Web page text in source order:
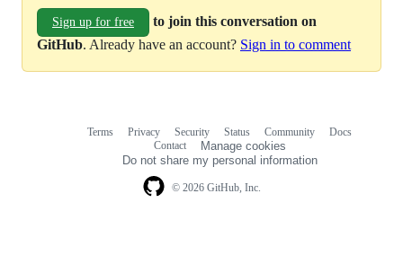
Sign up for free
to join this conversation on
GitHub. Already have an account? Sign in to comment
© 2026 GitHub, Inc.
Terms Privacy Security Status Community
Docs
Contact
Manage cookies
Do not share my personal information